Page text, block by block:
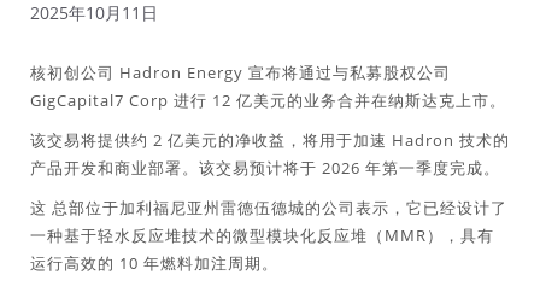
2025年10月11日
核初创公司 Hadron Energy 宣布将通过与私募股权公司
GigCapital7 Corp 进行 12 亿美元的业务合并在纳斯达克上市。
该交易将提供约 2 亿美元的净收益，将用于加速 Hadron 技术的
产品开发和商业部署。该交易预计将于 2026 年第一季度完成。
这 总部位于加利福尼亚州雷德伍德城的公司表示，它已经设计了
一种基于轻水反应堆技术的微型模块化反应堆（MMR），具有
运行高效的 10 年燃料加注周期。